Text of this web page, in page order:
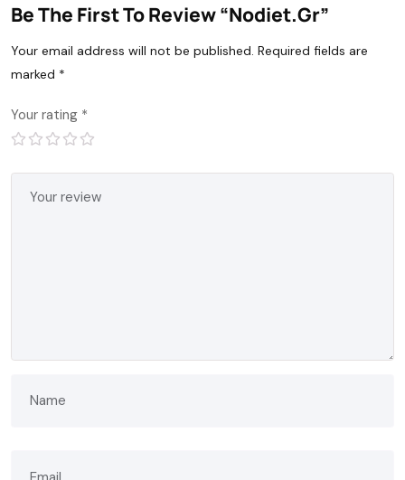
Be The First To Review “nodiet.gr”
Your email address will not be published. Required fields are
marked *
Your rating *